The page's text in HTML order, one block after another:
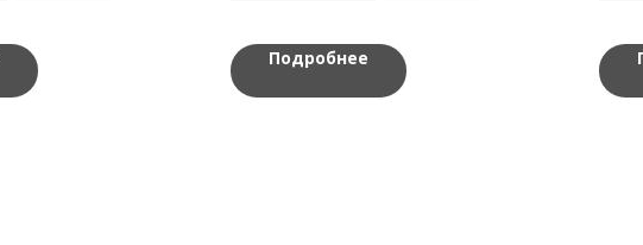
Подробнее